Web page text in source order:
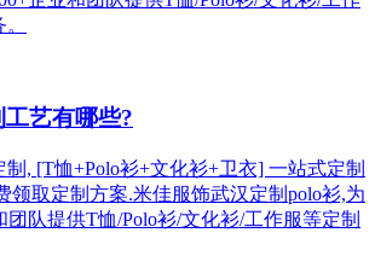
艺有哪些?
, [T恤+Polo衫+文化衫+卫衣] 一站式定制
领取定制方案.米佳服饰武汉定制polo衫,为
团队提供T恤/Polo衫/文化衫/工作服等定制